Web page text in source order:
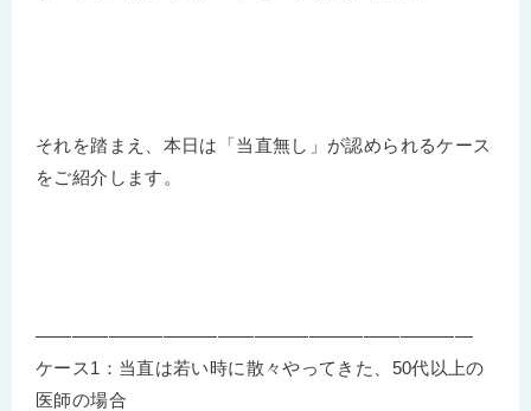
それを踏まえ、本日は「当直無し」が認められるケース
をご紹介します。
————————————————————————
ケース1：当直は若い時に散々やってきた、50代以上の
医師の場合